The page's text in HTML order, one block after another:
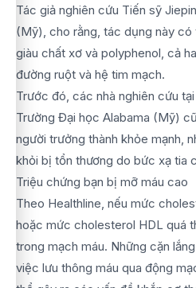
Tác giả nghiên cứu Tiến sỹ
(Mỹ), cho rằng, tác dụng này có
giàu chất xơ và polyphenol, cả
đường ruột và hệ tim mạch.
Trước đó, các nhà nghiên cứu
Trường Đại học Alabama (Mỹ)
người trưởng thành khỏe mạnh,
khỏi bị tổn thương do bức xạ tia
Triệu chứng bạn bị mỡ máu cao
Theo Healthline, nếu mức
hoặc mức cholesterol HDL quá
trong mạch máu. Những cặn
việc lưu thông máu qua động